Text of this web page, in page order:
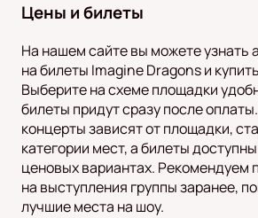
Цены и билеты
На нашем сайте вы можете узнать
на билеты Imagine Dragons и
Выберите на схеме площадки
билеты придут сразу после
концерты зависят от площадки,
категории мест, а билеты
ценовых вариантах. Рекомендуем
на выступления группы заранее,
лучшие места на шоу.